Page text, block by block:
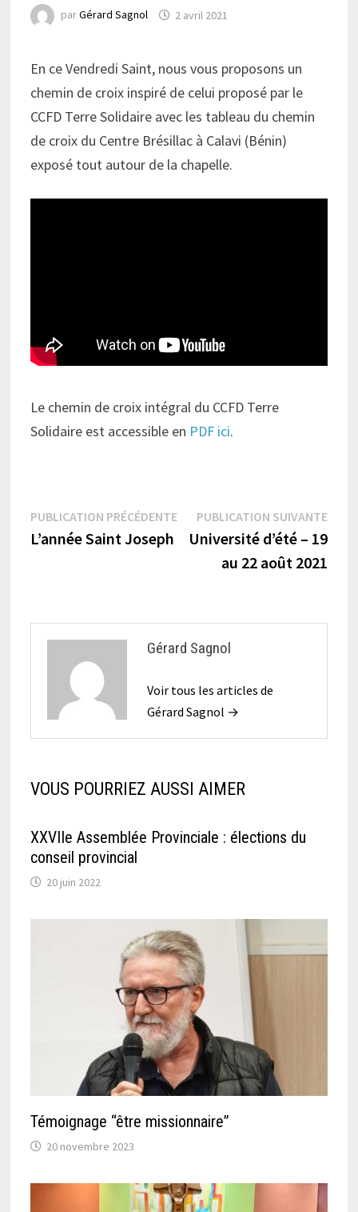
parGérard Sagnol 2 avril 2021
En ce Vendredi Saint, nous vous proposons un
chemin de croix inspiré de celui proposé par le
CCFD Terre Solidaire avec les tableau du chemin
de croix du Centre Brésillac à Calavi (Bénin)
exposé tout autour de la chapelle.
Le chemin de croix intégral du CCFD Terre
Solidaire est accessible en PDF ici.
Navigation
de
PUBLICATION PRÉCÉDENTEPublication
précédente :
L’année Saint Joseph
PUBLICATION SUIVANTE
Université d’été – 19
au 22 août 2021
Gérard Sagnol
Voir tous les articles de
Gérard Sagnol →
VOUS POURRIEZ AUSSI AIMER
XXVIIe Assemblée Provinciale : élections du
conseil provincial
20 juin 2022
Témoignage “être missionnaire”
20 novembre 2023